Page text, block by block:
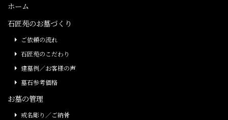
ホーム
石匠苑のお墓づくり
ご依頼の流れ
石匠苑のこだわり
建墓例／お客様の声
墓石参考価格
お墓の管理
戒名彫り／ご納骨